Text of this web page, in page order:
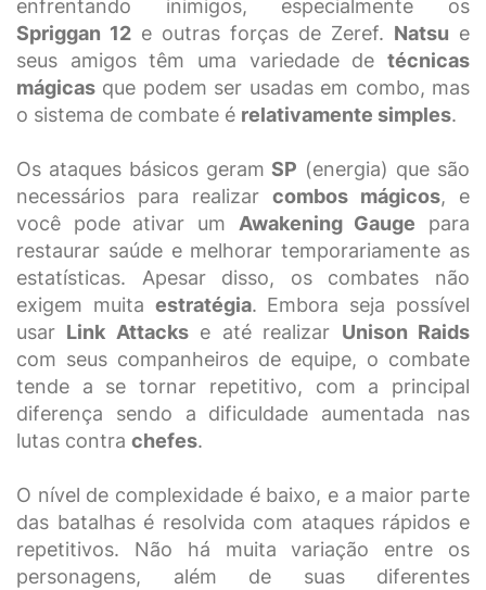
enfrentando inimigos, especialmente os
Spriggan 12 e outras forças de Zeref. Natsu e
seus amigos têm uma variedade de técnicas
mágicas que podem ser usadas em combo, mas
o sistema de combate é relativamente simples.
Os ataques básicos geramSP (energia) que são
necessários para realizar combos mágicos, e
você pode ativar um Awakening Gauge para
restaurar saúde e melhorar temporariamente as
estatísticas. Apesar disso, os combates não
exigem muita estratégia. Embora seja possível
usar Link Attackse até realizar Unison Raids
com seus companheiros de equipe, o combate
tende a se tornar repetitivo, com a principal
diferença sendo a dificuldade aumentada nas
lutas contra chefes.
O nível de complexidade é baixo, e a maior parte
das batalhas é resolvida com ataques rápidos e
repetitivos. Não há muita variação entre os
personagens, além de suas diferentes